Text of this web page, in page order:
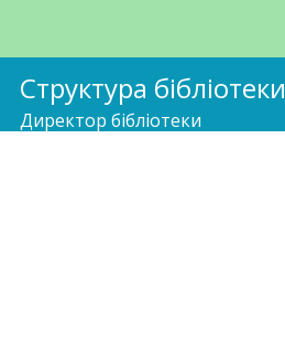
Структура бібліотеки
Директор бібліотеки